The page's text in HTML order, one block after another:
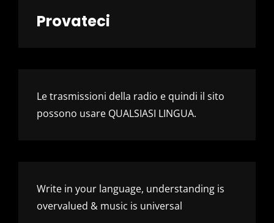
Provateci
Le trasmissioni della radio e quindi il sito
possono usare QUALSIASI LINGUA.
Write in your language, understanding is
overvalued & music is universal